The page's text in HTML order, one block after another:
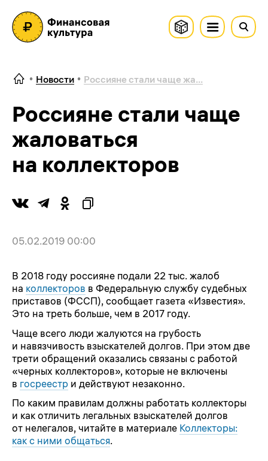
Новости Россияне стали чаще жа...
Россияне стали чаще
жаловаться
на коллекторов
05.02.2019 00:00
В 2018 году россияне подали 22 тыс. жалоб
на коллекторов в Федеральную службу судебных
приставов (ФССП), сообщает газета «Известия».
Это на треть больше, чем в 2017 году.
Чаще всего люди жалуются на грубость
и навязчивость взыскателей долгов. При этом две
трети обращений оказались связаны с работой
«черных коллекторов», которые не включены
в госреестр и действуют незаконно.
По каким правилам должны работать коллекторы
и как отличить легальных взыскателей долгов
от нелегалов, читайте в материале Коллекторы:
как с ними общаться.